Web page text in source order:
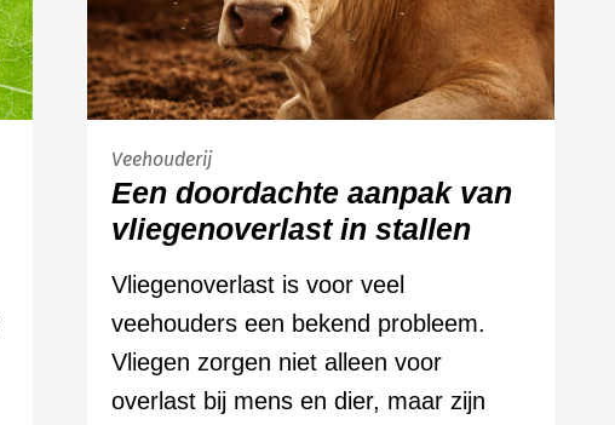
Veehouderij
Een doordachte aanpak van
vliegenoverlast in stallen
Vliegenoverlast is voor veel
veehouders een bekend probleem.
Vliegen zorgen niet alleen voor
overlast bij mens en dier, maar zijn